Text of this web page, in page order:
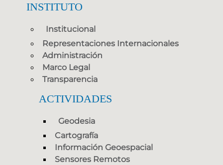
INSTITUTO
Institucional
Representaciones Internacionales
Administración
Marco Legal
Transparencia
ACTIVIDADES
Geodesia
Cartografía
Información Geoespacial
Sensores Remotos